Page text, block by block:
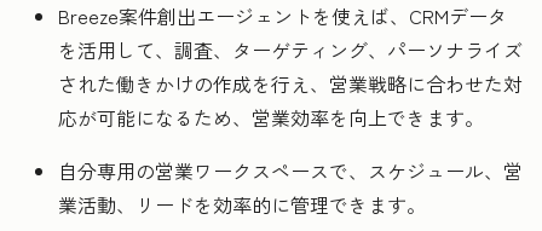
Breeze案件創出エージェントを使えば、CRMデータ
を活用して、調査、ターゲティング、パーソナライズ
された働きかけの作成を行え、営業戦略に合わせた対
応が可能になるため、営業効率を向上できます。
自分専用の営業ワークスペースで、スケジュール、営
業活動、リードを効率的に管理できます。